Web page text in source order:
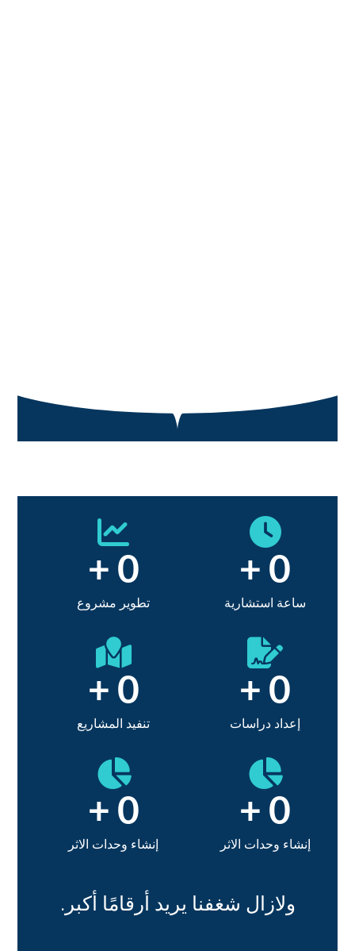
0
+
ساعة استشارية
0
+
تطوير مشروع
0
+
إعداد دراسات
0
+
تنفيد المشاريع
0
+
إنشاء وحدات الاثر
0
+
إنشاء وحدات الاثر
ولازال شغفنا يريد أرقامًا أكبر.